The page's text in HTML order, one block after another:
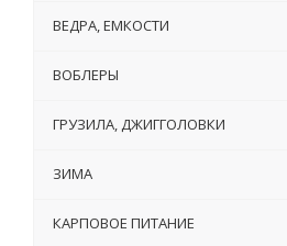
ВЕДРА, ЕМКОСТИ
ВОБЛЕРЫ
ГРУЗИЛА, ДЖИГГОЛОВКИ
ЗИМА
КАРПОВОЕ ПИТАНИЕ